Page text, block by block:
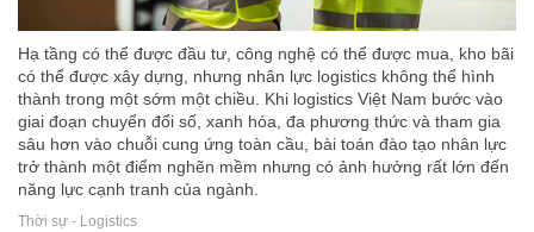
Hạ tầng có thể được đầu tư, công nghệ có thể được mua, kho bãi
có thể được xây dựng, nhưng nhân lực logistics không thể hình
thành trong một sớm một chiều. Khi logistics Việt Nam bước vào
giai đoạn chuyển đổi số, xanh hóa, đa phương thức và tham gia
sâu hơn vào chuỗi cung ứng toàn cầu, bài toán đào tạo nhân lực
trở thành một điểm nghẽn mềm nhưng có ảnh hưởng rất lớn đến
năng lực cạnh tranh của ngành.
Thời sự - Logistics